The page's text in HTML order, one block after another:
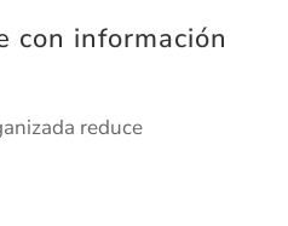
con información
reduce